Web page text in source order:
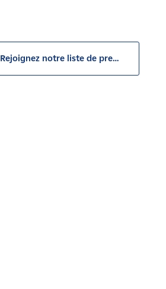
Rejoignez notre liste de presse